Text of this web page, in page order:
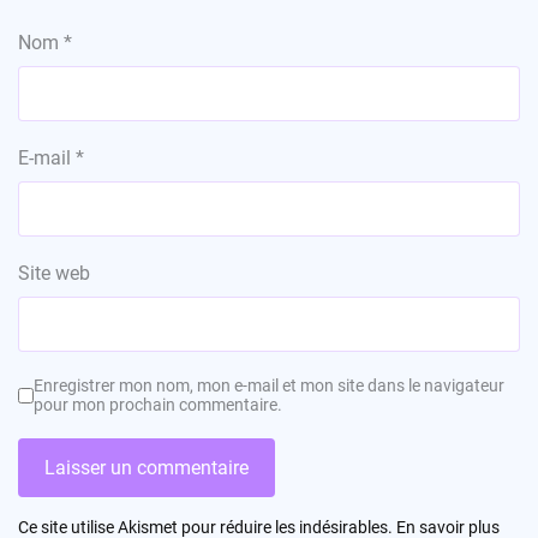
Nom *
E-mail *
Site web
Enregistrer mon nom, mon e-mail et mon site dans le navigateur
pour mon prochain commentaire.
Ce site utilise Akismet pour réduire les indésirables. En savoir plus